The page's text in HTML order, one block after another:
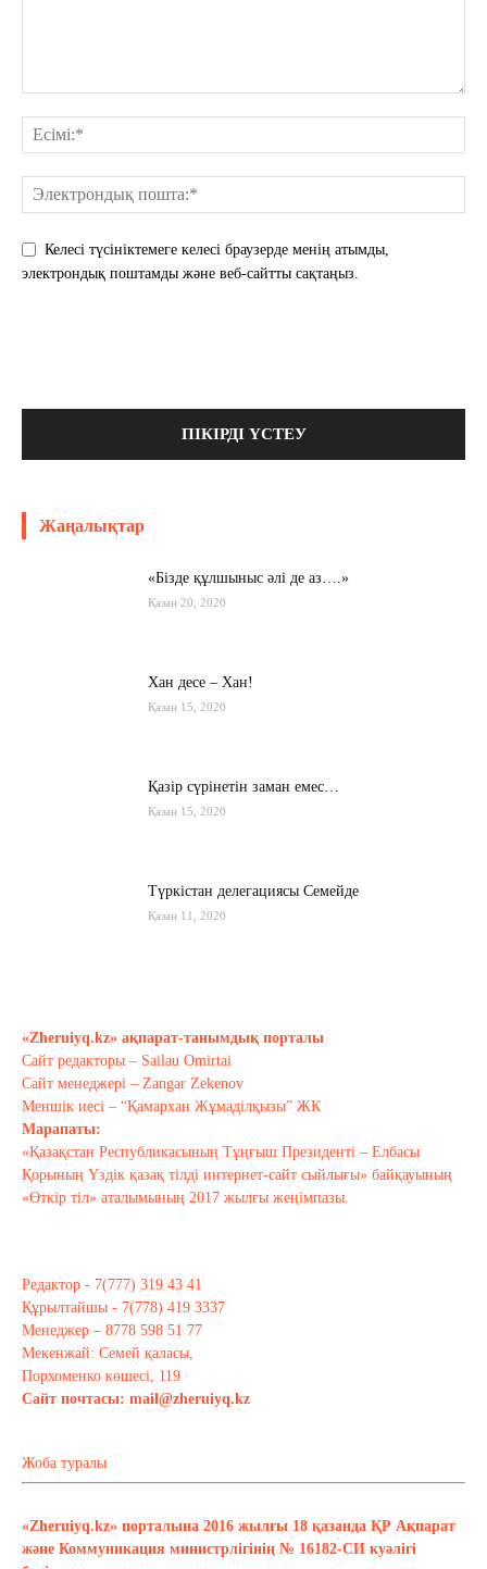
Келесі түсініктемеге келесі браузерде менің атымды,
электрондық поштамды және веб-сайтты сақтаңыз.
Жаңалықтар
«Бізде құлшыныс әлі де аз….»
Қазан 20, 2020
Хан десе – Хан!
Қазан 15, 2020
Қазір сүрінетін заман емес…
Қазан 15, 2020
Түркістан делегациясы Семейде
Қазан 11, 2020
Қазан 10, 2020
Тағы оқу
«Zheruiyq.kz» ақпарат-танымдық порталы
Сайт редакторы – Sailau Omirtai
Сайт менеджері – Zangar Zekenov
Меншік иесі – “Қамархан Жұмаділқызы” ЖК
Марапаты:
«Қазақстан Республикасының Тұңғыш Президенті – Елбасы
Қорының Үздік қазақ тілді интернет-сайт сыйлығы» байқауының
«Өткір тіл» аталымының 2017 жылғы жеңімпазы.
Редактор - 7(777) 319 43 41
Құрылтайшы - 7(778) 419 3337
Менеджер – 8778 598 51 77
Мекенжай: Семей қаласы,
Порхоменко көшесі, 119
Сайт почтасы: mail@zheruiyq.kz
Жоба туралы
«Zheruiyq.kz» порталына 2016 жылғы 18 қазанда ҚР Ақпарат
және Коммуникация министрлігінің № 16182-СИ куәлігі